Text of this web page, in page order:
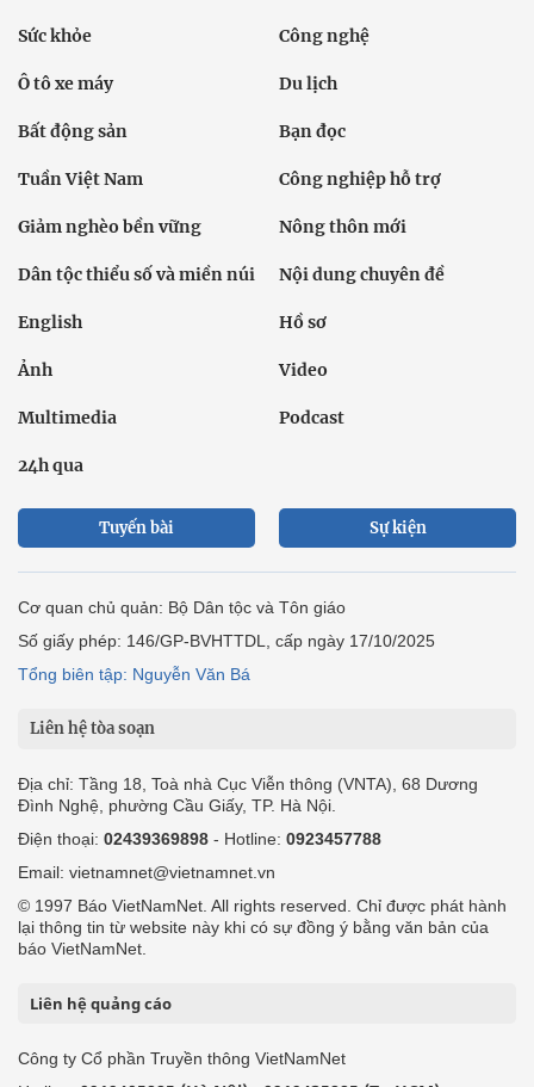
Sức khỏe Công nghệ
Ô tô xe máy Du lịch
Bất động sản Bạn đọc
Tuần Việt Nam Công nghiệp hỗ trợ
Giảm nghèo bền vững Nông thôn mới
Dân tộc thiểu số và miền núi Nội dung chuyên đề
English Hồ sơ
Ảnh Video
Multimedia Podcast
24h qua
Tuyến bài Sự kiện
Cơ quan chủ quản: Bộ Dân tộc và Tôn giáo
Số giấy phép: 146/GP-BVHTTDL, cấp ngày 17/10/2025
Tổng biên tập: Nguyễn Văn Bá
Liên hệ tòa soạn
Địa chỉ: Tầng 18, Toà nhà Cục Viễn thông (VNTA), 68 Dương
Đình Nghệ, phường Cầu Giấy, TP. Hà Nội.
Điện thoại: 02439369898 - Hotline: 0923457788
Email: vietnamnet@vietnamnet.vn
© 1997 Báo VietNamNet. All rights reserved. Chỉ được phát hành
lại thông tin từ website này khi có sự đồng ý bằng văn bản của
báo VietNamNet.
Liên hệ quảng cáo
Công ty Cổ phần Truyền thông VietNamNet